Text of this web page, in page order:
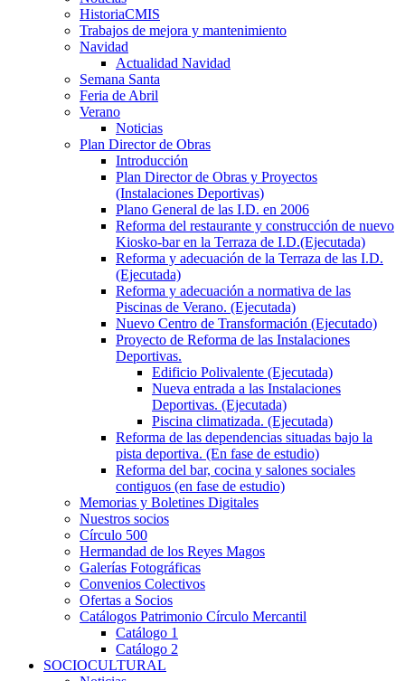
HistoriaCMIS
Trabajos de mejora y mantenimiento
Navidad
Actualidad Navidad
Semana Santa
Feria de Abril
Verano
Noticias
Plan Director de Obras
Introducción
Plan Director de Obras y Proyectos
(Instalaciones Deportivas)
Plano General de las I.D. en 2006
Reforma del restaurante y construcción de nuevo
Kiosko-bar en la Terraza de I.D.(Ejecutada)
Reforma y adecuación de la Terraza de las I.D.
(Ejecutada)
Reforma y adecuación a normativa de las
Piscinas de Verano. (Ejecutada)
Nuevo Centro de Transformación (Ejecutado)
Proyecto de Reforma de las Instalaciones
Deportivas.
Edificio Polivalente (Ejecutada)
Nueva entrada a las Instalaciones
Deportivas. (Ejecutada)
Piscina climatizada. (Ejecutada)
Reforma de las dependencias situadas bajo la
pista deportiva. (En fase de estudio)
Reforma del bar, cocina y salones sociales
contiguos (en fase de estudio)
Memorias y Boletines Digitales
Nuestros socios
Círculo 500
Hermandad de los Reyes Magos
Galerías Fotográficas
Convenios Colectivos
Ofertas a Socios
Catálogos Patrimonio Círculo Mercantil
Catálogo 1
Catálogo 2
SOCIOCULTURAL